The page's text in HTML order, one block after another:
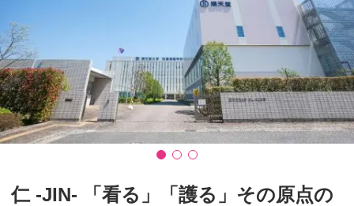
仁 -JIN- 「看る」「護る」その原点の